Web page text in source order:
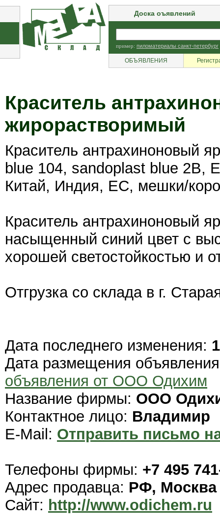
Доска оъявлений
пример: пиломатериалы санкт-петербург
ОБЪЯВЛЕНИЯ
Краситель
жирорастворимый
Краситель антрахиноновый
blue 104, sandoplast blue 2B,
Китай, Индия, ЕС, мешки/
Краситель антрахиноновый
насыщенный синий цвет с
хорошей светостойкостью и
Отгрузка со склада в г.
Дата последнего изменения:
Дата размещения
объявления от ООО Одихим
Название фирмы: ООО
Контактное лицо: Владимир
E-Mail: Отправить письмо
Телефоны фирмы: +7 495
Адрес продавца: РФ, Москва
Сайт: http://www.odichem.ru